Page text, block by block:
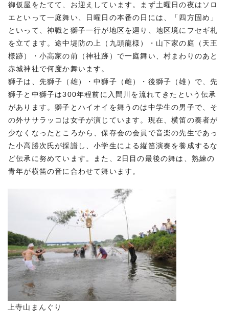
御仮屋をたてて、お迎えしています。まず土曜日の夜はソロ
エといって一庭舞い、日曜日の本番の日には、「四方固め」
といって、神職と獅子一行が地区を廻り、地区境にフセギ札
を立てます。途中堤防の上（九頭龍様）・山下家の庭（天王
様跡）・小高家の前（神社跡）で一庭舞い、村まわりのあと
赤城神社で何度か舞います。
獅子は、先獅子（雄）・中獅子（雌）・後獅子（雄）で、先
獅子と中獅子は300年程前に入間川を流れてきたという伝承
があります。獅子とハイオイを舞うのは中学生の男子で、そ
の外ササラッコは女子が演じています。現在、横笛の奏者が
少なくなったところから、保存会の会員で音楽の先生であっ
た小高勝次氏が採譜し、小学生による縦笛演奏を養成するな
ど伝承に努めています。また、2日目の最後の舞は、熟練の
青年が横笛の音に合わせて舞います。
上寺山まんぐり